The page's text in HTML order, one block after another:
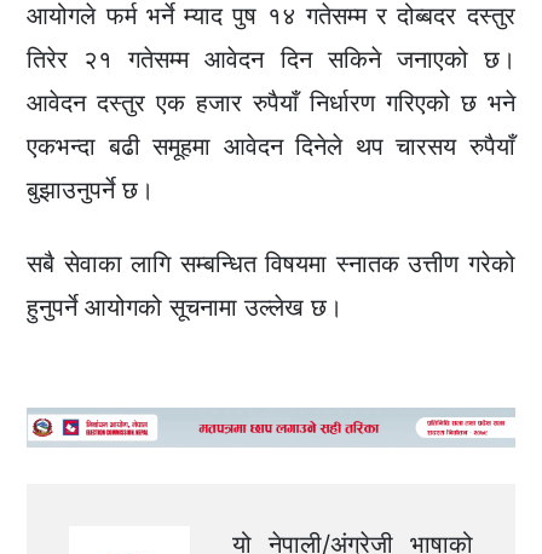
आयोगले फर्म भर्ने म्याद पुष १४ गतेसम्म र दोब्बदर दस्तुर
तिरेर २१ गतेसम्म आवेदन दिन सकिने जनाएको छ।
आवेदन दस्तुर एक हजार रुपैयाँ निर्धारण गरिएको छ भने
एकभन्दा बढी समूहमा आवेदन दिनेले थप चारसय रुपैयाँ
बुझाउनुपर्ने छ।
सबै सेवाका लागि सम्बन्धित विषयमा स्नातक उत्तीण गरेको
हुनुपर्ने आयोगको सूचनामा उल्लेख छ।
यो नेपाली/अंग्रेजी भाषाको